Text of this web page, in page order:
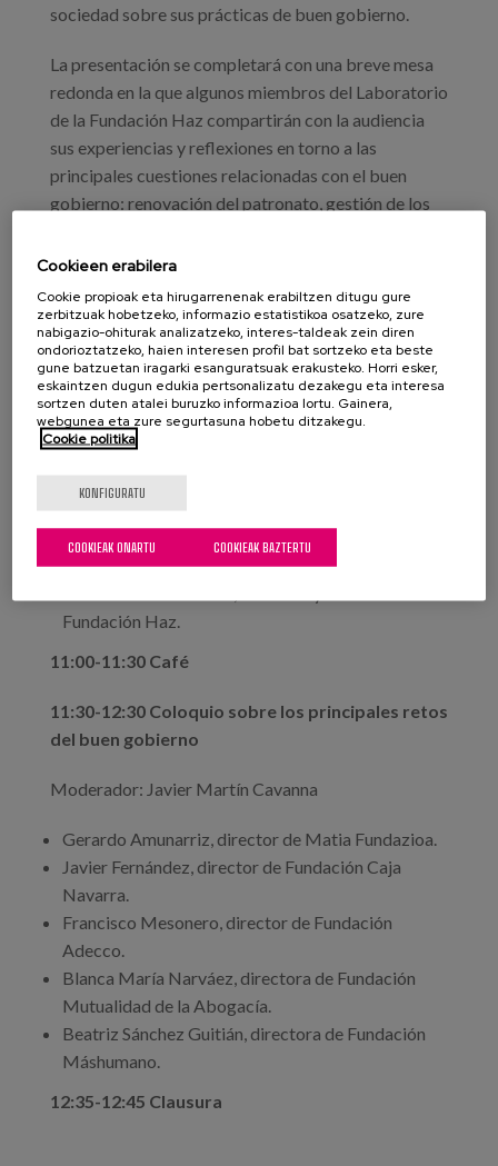
sociedad sobre sus prácticas de buen gobierno.
La presentación se completará con una breve mesa
redonda en la que algunos miembros del Laboratorio
de la Fundación Haz compartirán con la audiencia
sus experiencias y reflexiones en torno a las
principales cuestiones relacionadas con el buen
gobierno: renovación del patronato, gestión de los
ejecutiva y el patronato, etc.
Programa:
9:30-9:45 Recepción y palabras de bienvenida
Fernando Bernad, socio y consejero de
Cuatrecasas.
María López-Escorial, presidenta de Fundación
Haz.
9:45-11:00 Presentación de la
anual de gobierno
Fundación Haz.
11:00-11:30 Café
11:30-12:30 Coloquio sobre los principales retos
del buen gobierno
Moderador: Javier Martín Cavanna
Gerardo Amunarriz, director de Matia Fundazioa.
Javier Fernández, director de Fundación Caja
Navarra.
Francisco Mesonero, director de Fundación
Adecco.
Blanca María​ Narváez, directora de Fundación
Mutualidad de la Abogacía.
Beatriz Sánchez Guitián, directora de Fundación
Máshumano.
12:35-12:45 Clausura
Cookieen erabilera
Cookie propioak eta hirugarrenenak erabiltzen ditugu gure
zerbitzuak hobetzeko, informazio estatistikoa osatzeko, zure
nabigazio-ohiturak analizatzeko, interes-taldeak zein diren
ondorioztatzeko, haien interesen profil bat sortzeko eta beste
gune batzuetan iragarki esanguratsuak erakusteko. Horri esker,
eskaintzen dugun edukia pertsonalizatu dezakegu eta interesa
sortzen duten atalei buruzko informazioa lortu. Gainera,
webgunea eta zure segurtasuna hobetu ditzakegu.
Cookie politika
KONFIGURATU
COOKIEAK BAZTERTU
COOKIEAK ONARTU